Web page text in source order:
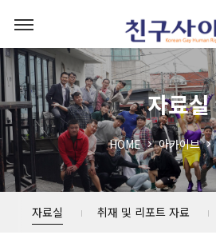
자료실
HOME 아카이브
자료실 취재 및 리포트 자료